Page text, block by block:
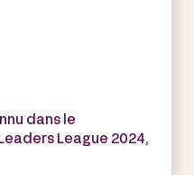
dans le
League 2024,